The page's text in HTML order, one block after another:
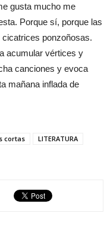
gusta mucho me
Porque sí, porque las
ponzoñosas.
acumular vértices y
canciones y evoca
mañana inflada de
cortas
LITERATURA